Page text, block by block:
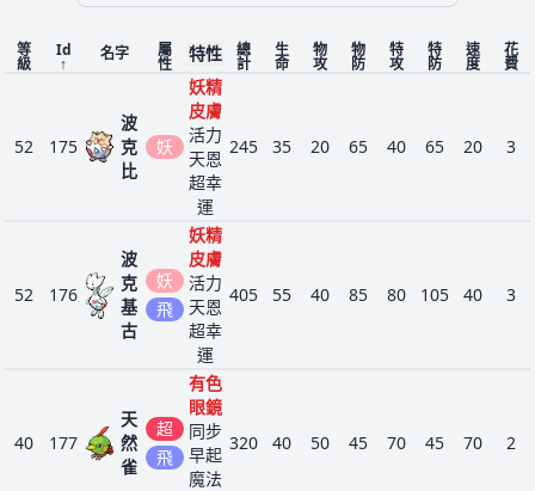
等
級
Id
↑
名字 屬
性 特性 總
計
生
命
物
攻
物
防
特
攻
特
防
速
度
花
費
52 175
波
克
比
妖
妖精
皮膚
活力
天恩
超幸
運
245 35 20 65 40 65 20 3
52 176
波
克
基
古
妖
飛
妖精
皮膚
活力
天恩
超幸
運
405 55 40 85 80 105 40 3
40 177
天
然
雀
超
飛
有色
眼鏡
同步
早起
魔法
320 40 50 45 70 45 70 2